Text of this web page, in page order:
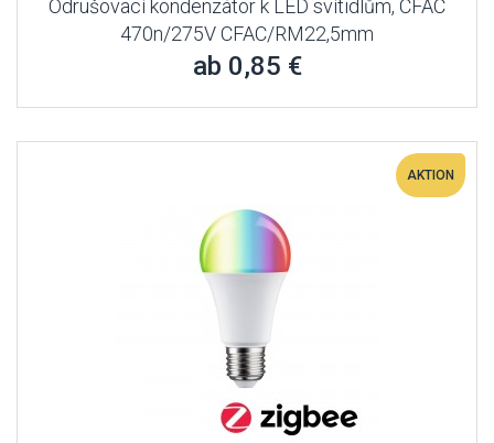
Odrušovací kondenzátor k LED svítidlům, CFAC
470n/275V CFAC/RM22,5mm
ab 0,85 €
AKTION